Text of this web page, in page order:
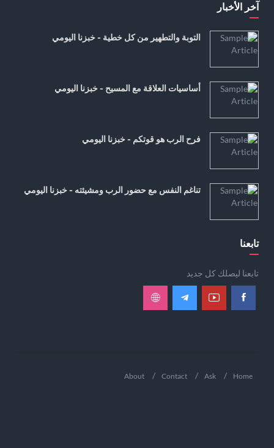
آخر الأخبار
التوبة والتطهير من كل خطية - خبزنا اليومي
أساسيات العلاقة مع المسيح - خبزنا اليومي
فرح الرب هو قوتكم - خبزنا اليومي
تناغم النفس مع حضور الرب ومشيئته - خبزنا اليومي
تابعنا
تابعنا ليصلك كل جديد
Home
Ask
Contact
About